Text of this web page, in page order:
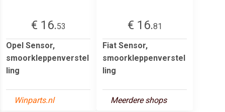
€ 16.53
Opel Sensor,
smoorkleppenverstel
ling
Winparts.nl
€ 16.81
Fiat Sensor,
smoorkleppenverstel
ling
Meerdere shops